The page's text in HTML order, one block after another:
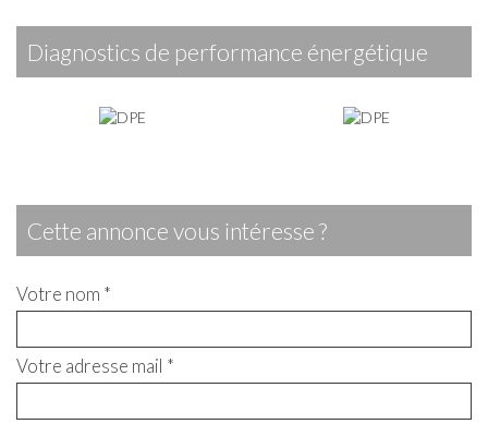
diagnostics de performance énergétique
cette annonce vous intéresse ?
Votre nom *
Votre adresse mail *